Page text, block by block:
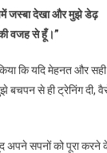
जस्बा देखा और मुझे डेढ़
वजह से हूँ।”
कि यदि मेहनत और सही
बचपन से ही ट्रेनिंग दी,
अपने सपनों को पूरा करने